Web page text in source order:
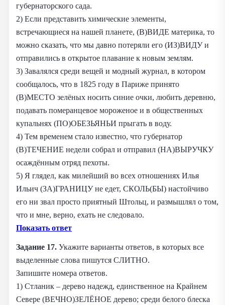
губернаторского сада.
2) Если представить химические элементы,
встречающиеся на нашей планете, (В)ВИДЕ материка, то
можно сказать, что мы давно потеряли его (ИЗ)ВИДУ и
отправились в открытое плавание к новым землям.
3) Завалялся среди вещей и модный журнал, в котором
сообщалось, что в 1825 году в Париже принято
(В)МЕСТО зелёных носить синие очки, любить деревню,
подавать померанцевое мороженое и в общественных
купальнях (ПО)ОБЕЗЬЯНЬИ прыгать в воду.
4) Тем временем стало известно, что губернатор
(В)ТЕЧЕНИЕ недели собрал и отправил (НА)ВЫРУЧКУ
осаждённым отряд пехоты.
5) Я глядел, как милейший во всех отношениях Илья
Ильич (ЗА)ГРАНИЦУ не едет, СКОЛЬ(БЫ) настойчиво
его ни звал просто приятный Штольц, и размышлял о том,
что и мне, верно, ехать не следовало.
Показать ответ
Задание 17. Укажите варианты ответов, в которых все
выделенные слова пишутся СЛИТНО.
Запишите номера ответов.
1) Стланик – дерево надежд, единственное на Крайнем
Севере (ВЕЧНО)ЗЕЛЁНОЕ дерево; среди белого блеска